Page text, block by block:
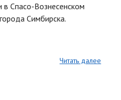
в Спасо-Вознесенском
Симбирска.
Читать далее